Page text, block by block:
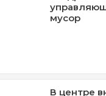
мусор
В центре